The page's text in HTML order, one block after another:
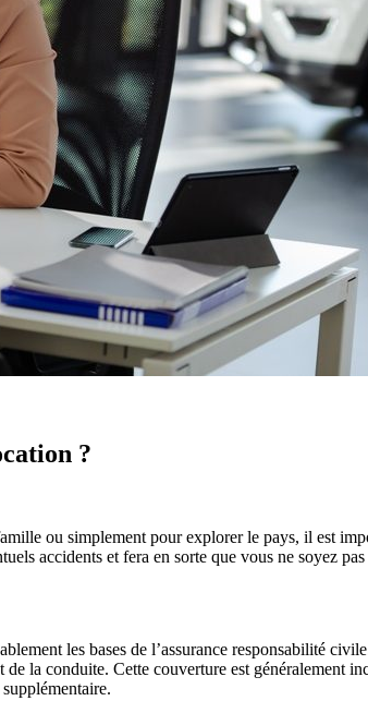
?
ou simplement pour explorer le pays, il est
accidents et fera en sorte que vous ne soyez
les bases de l’assurance responsabilité
la conduite. Cette couverture est généralement